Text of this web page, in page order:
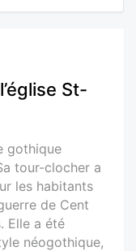
St-
gothique
tour-clocher a
les habitants
de Cent
Elle a été
néogothique,